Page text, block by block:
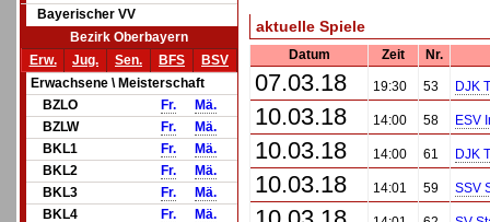
Bayerischer VV
Bezirk Oberbayern
Erw.
Jug. Sen. BFS
BSV
Erwachsene \ Meisterschaft
BZLO
Fr.
Mä.
BZLW
Fr.
Mä.
BKL1
Fr.
Mä.
BKL2
Fr.
Mä.
BKL3
Fr.
Mä.
BKL4
Fr.
Mä.
aktuelle Spiele
Datum Zeit Nr.
07.03.18 19:30 53 DJK
10.03.18 14:00 58 ESV
10.03.18 14:00 61 DJK
10.03.18 14:01 59 SSV